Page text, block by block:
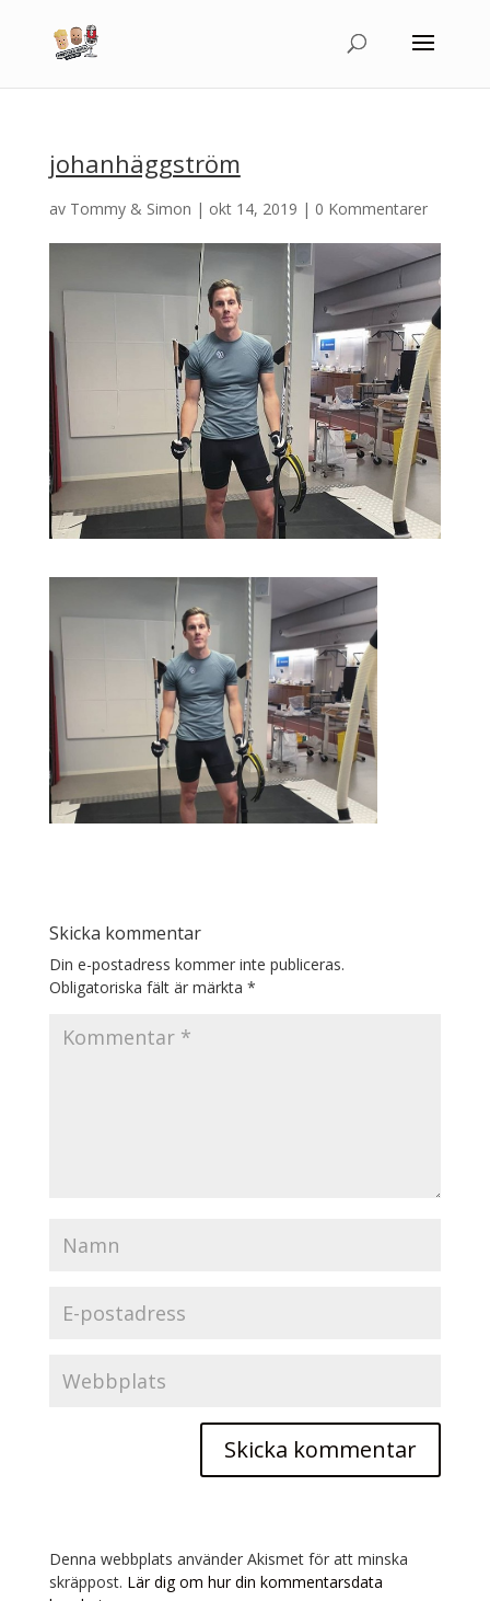
johanhäggström
av Tommy & Simon | okt 14, 2019 | 0 Kommentarer
Skicka kommentar
Din e-postadress kommer inte publiceras.
Obligatoriska fält är märkta *
Denna webbplats använder Akismet för att minska
skräppost. Lär dig om hur din kommentarsdata